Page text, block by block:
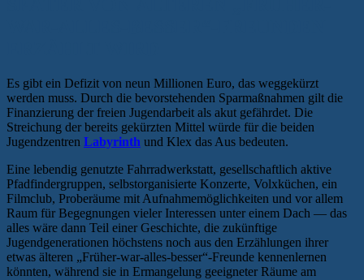
Es gibt ein Defizit von neun Millionen Euro, das weggekürzt
werden muss. Durch die bevorstehenden Sparmaßnahmen gilt die
Finanzierung der freien Jugendarbeit als akut gefährdet. Die
Streichung der bereits gekürzten Mittel würde für die beiden
Jugendzentren Labyrinth und Klex das Aus bedeuten.
Eine lebendig genutzte Fahrradwerkstatt, gesellschaftlich aktive
Pfadfindergruppen, selbstorganisierte Konzerte, Volxküchen, ein
Filmclub, Proberäume mit Aufnahmemöglichkeiten und vor allem
Raum für Begegnungen vieler Interessen unter einem Dach — das
alles wäre dann Teil einer Geschichte, die zukünftige
Jugendgenerationen höchstens noch aus den Erzählungen ihrer
etwas älteren „Früher-war-alles-besser“-Freunde kennenlernen
könnten, während sie in Ermangelung geeigneter Räume am